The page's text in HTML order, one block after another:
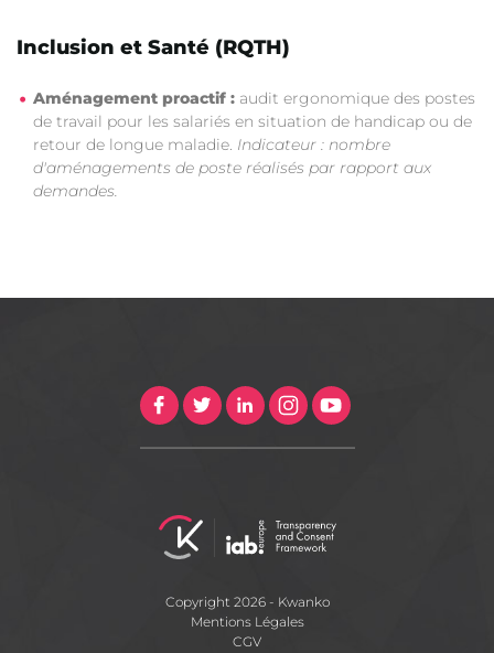
Inclusion et Santé (RQTH)
Aménagement proactif : audit ergonomique des postes
de travail pour les salariés en situation de handicap ou de
retour de longue maladie. Indicateur : nombre
d'aménagements de poste réalisés par rapport aux
demandes.
Copyright 2026 - Kwanko
Mentions Légales
CGV